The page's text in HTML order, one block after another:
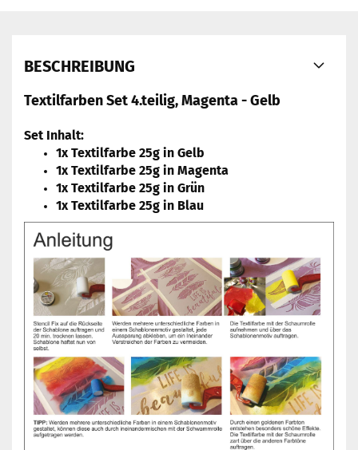
BESCHREIBUNG
Textilfarben Set 4.teilig, Magenta - Gelb
Set Inhalt:
1x Textilfarbe 25g in Gelb
1x Textilfarbe 25g in Magenta
1x Textilfarbe 25g in Grün
1x Textilfarbe 25g in Blau